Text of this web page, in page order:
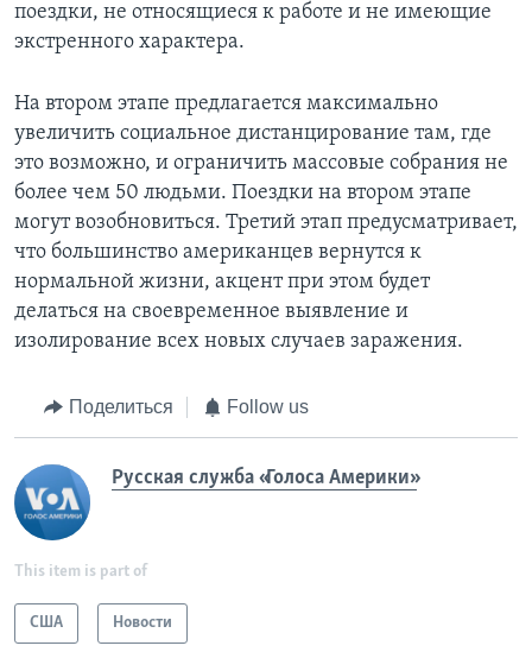
поездки, не относящиеся к работе и не имеющие
экстренного характера.
На втором этапе предлагается максимально
увеличить социальное дистанцирование там, где
это возможно, и ограничить массовые собрания не
более чем 50 людьми. Поездки на втором этапе
могут возобновиться. Третий этап предусматривает,
что большинство американцев вернутся к
нормальной жизни, акцент при этом будет
делаться на своевременное выявление и
изолирование всех новых случаев заражения.
Поделиться Follow us
Русская служба «Голоса Америки»
This item is part of
США Новости